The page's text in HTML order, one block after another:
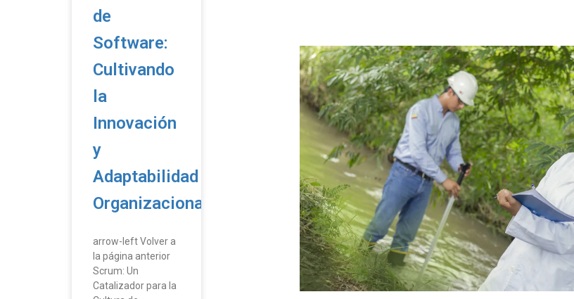
de
Software:
Cultivando
la
Innovación
y
Adaptabilidad
Organizacional
arrow-left Volver a
la página anterior
Scrum: Un
Catalizador para la